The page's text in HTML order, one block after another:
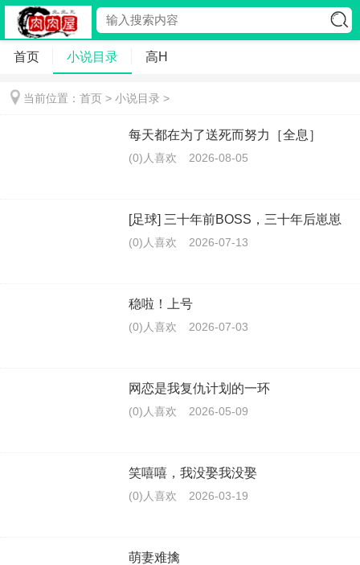
首页 小说目录 高H
当前位置：首页 > 小说目录 >
每天都在为了送死而努力［全息］
(0)人喜欢 2026-08-05
[足球] 三十年前BOSS，三十年后崽崽
(0)人喜欢 2026-07-13
稳啦！上号
(0)人喜欢 2026-07-03
网恋是我复仇计划的一环
(0)人喜欢 2026-05-09
笑嘻嘻，我没娶我没娶
(0)人喜欢 2026-03-19
萌妻难擒